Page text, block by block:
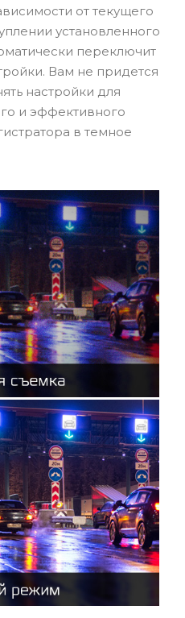
от текущего
установленного
переключит
Вам не придется
настройки для
и эффективного
в темное